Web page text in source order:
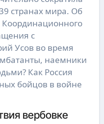
странах мира. Об
Координационного
с
Усов во время
наемники
Как Россия
бойцов в войне
вербовке